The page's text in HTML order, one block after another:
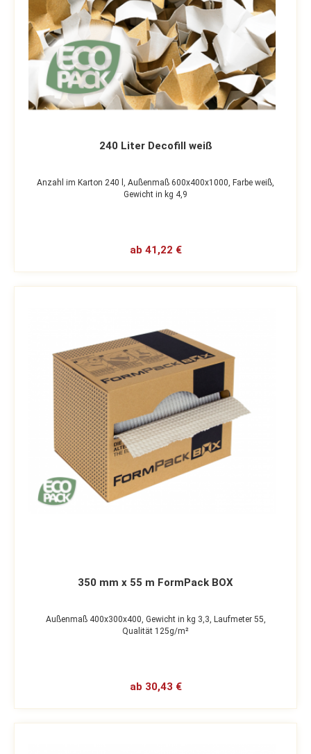
240 Liter Decofill weiß
Anzahl im Karton 240 l, Außenmaß 600x400x1000, Farbe weiß,
Gewicht in kg 4,9
ab 41,22 €
350 mm x 55 m FormPack BOX
Außenmaß 400x300x400, Gewicht in kg 3,3, Laufmeter 55,
Qualität 125g/m²
ab 30,43 €